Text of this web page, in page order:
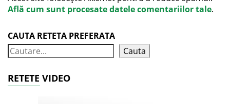
Află cum sunt procesate datele comentariilor tale.
CAUTA RETETA PREFERATA
Cauta
RETETE VIDEO